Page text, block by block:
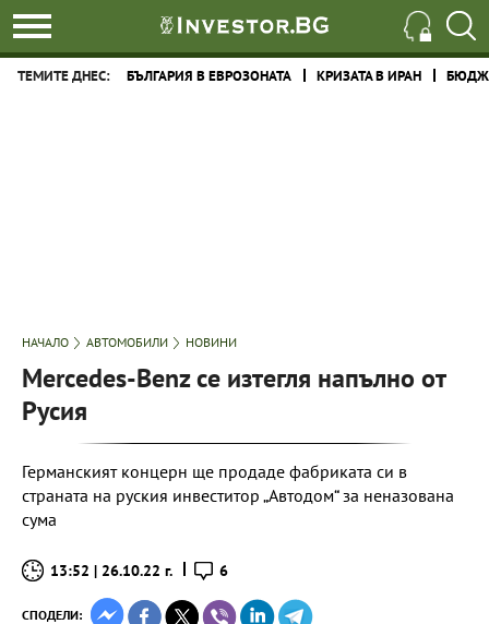
ТЕМИТЕ ДНЕС: БЪЛГАРИЯ В ЕВРОЗОНАТА КРИЗАТА В ИРАН
НАЧАЛО АВТОМОБИЛИ НОВИНИ
Mercedes-Benz се изтегля напълно от
Русия
Германският концерн ще продаде фабриката си в
страната на руския инвеститор „Автодом“ за неназована
сума
13:52 | 26.10.22 г. 6
СПОДЕЛИ: